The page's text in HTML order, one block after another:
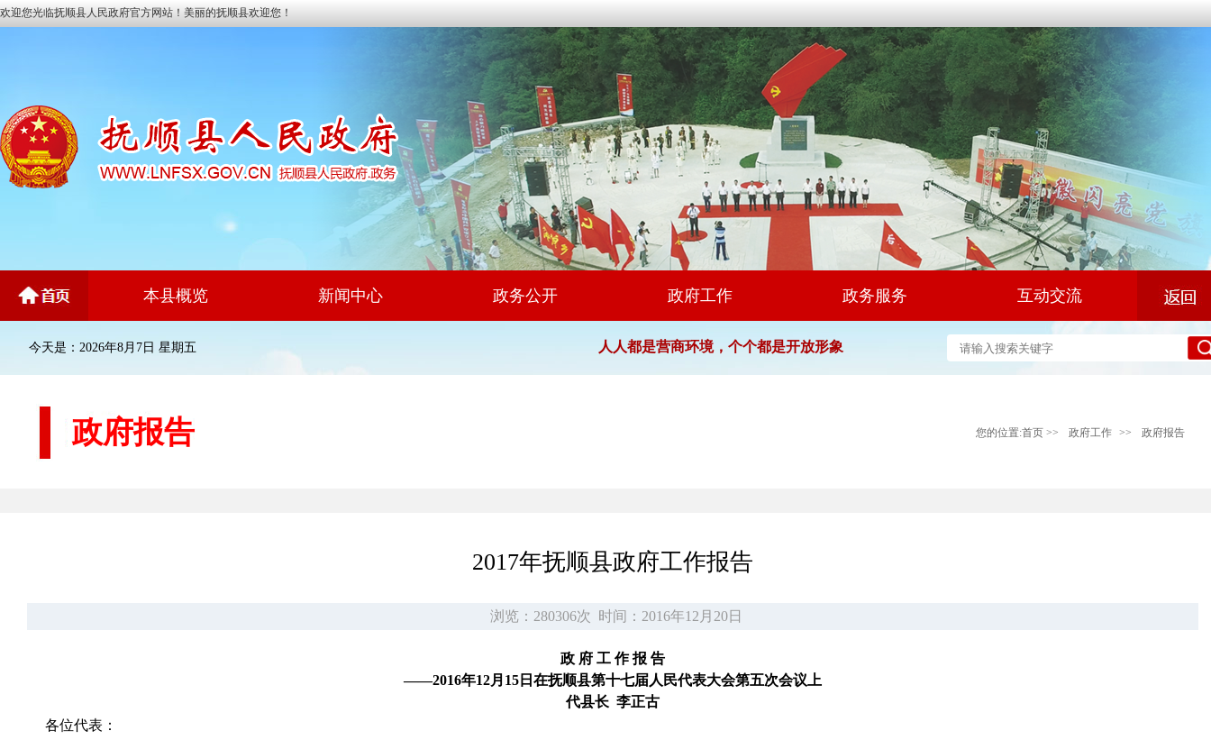
欢迎您光临抚顺县人民政府官方网站！美丽的抚顺县欢迎您！
本县概览 新闻中心 政务公开 政府工作 政务服务 互动交流
今天是：2026年8月7日 星期五 人人都是营商环境，个个都是开放形象
政府报告 您的位置:首页 >> 政府工作 >> 政府报告
2017年抚顺县政府工作报告
浏览：280306次 时间：2016年12月20日
政 府 工 作 报 告
——2016年12月15日在抚顺县第十七届人民代表大会第五次会议上
代县长 李正古
各位代表：